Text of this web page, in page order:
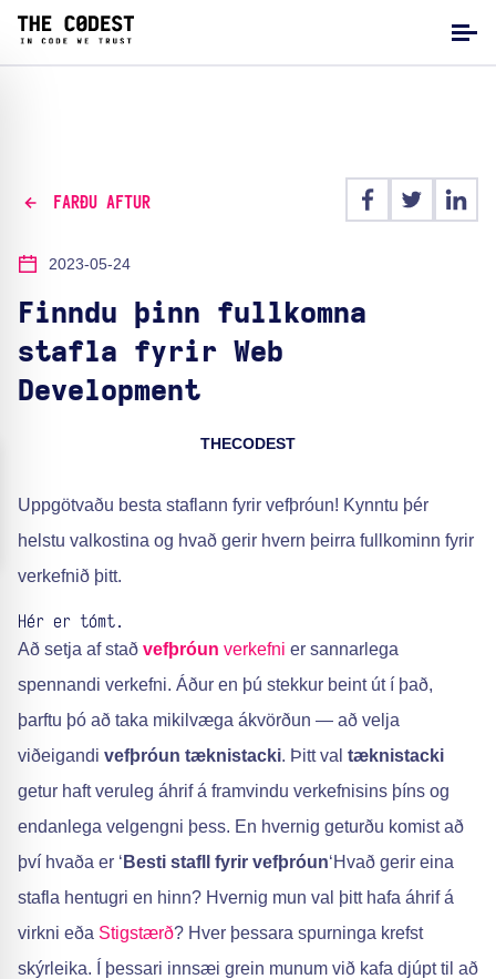
FARÐU AFTUR
2023-05-24
Finndu þinn fullkomna
stafla fyrir Web
Development
THECODEST
Uppgötvaðu besta staflann fyrir vefþróun! Kynntu þér
helstu valkostina og hvað gerir hvern þeirra fullkominn fyrir
verkefnið þitt.
Hér er tómt.
Að setja af stað vefþróun verkefni er sannarlega
spennandi verkefni. Áður en þú stekkur beint út í það,
þarftu þó að taka mikilvæga ákvörðun — að velja
viðeigandi vefþróun tæknistacki. Þitt val tæknistacki
getur haft veruleg áhrif á framvindu verkefnisins þíns og
endanlega velgengni þess. En hvernig geturðu komist að
því hvaða er ‘ Besti stafll fyrir vefþróun‘Hvað gerir eina
stafla hentugri en hinn? Hvernig mun val þitt hafa áhrif á
virkni eða Stigstærð? Hver þessara spurninga krefst
skýrleika. Í þessari innsæi grein munum við kafa djúpt til að